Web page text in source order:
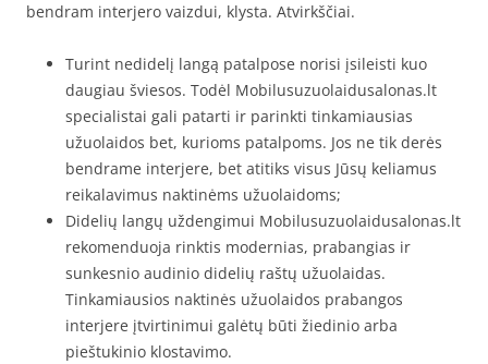
bendram interjero vaizdui, klysta. Atvirkščiai.
Turint nedidelį langą patalpose norisi įsileisti kuo
daugiau šviesos. Todėl Mobilusuzuolaidusalonas.lt
specialistai gali patarti ir parinkti tinkamiausias
užuolaidos bet, kurioms patalpoms. Jos ne tik derės
bendrame interjere, bet atitiks visus Jūsų keliamus
reikalavimus naktinėms užuolaidoms;
Didelių langų uždengimui Mobilusuzuolaidusalonas.lt
rekomenduoja rinktis modernias, prabangias ir
sunkesnio audinio didelių raštų užuolaidas.
Tinkamiausios naktinės užuolaidos prabangos
interjere įtvirtinimui galėtų būti žiedinio arba
pieštukinio klostavimo.